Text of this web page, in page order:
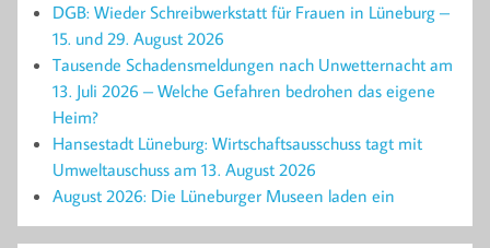
DGB: Wieder Schreibwerkstatt für Frauen in Lüneburg –
15. und 29. August 2026
Tausende Schadensmeldungen nach Unwetternacht am
13. Juli 2026 – Welche Gefahren bedrohen das eigene
Heim?
Hansestadt Lüneburg: Wirtschaftsausschuss tagt mit
Umweltauschuss am 13. August 2026
August 2026: Die Lüneburger Museen laden ein